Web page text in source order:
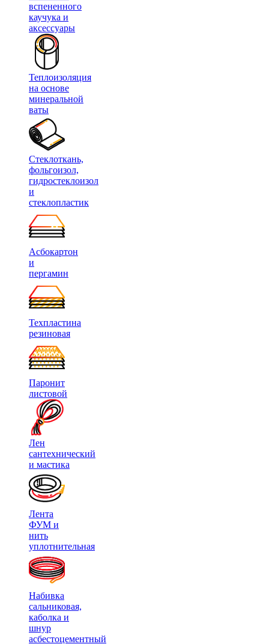
вспененного
каучука и
аксессуары
Теплоизоляция
на основе
минеральной
ваты
Стеклоткань,
фольгоизол,
гидростеклоизол
и
стеклопластик
Асбокартон
и
пергамин
Техпластина
резиновая
Паронит
листовой
Лен
сантехнический
и мастика
Лента
ФУМ и
нить
уплотнительная
Набивка
сальниковая,
каболка и
шнур
асбестоцементный